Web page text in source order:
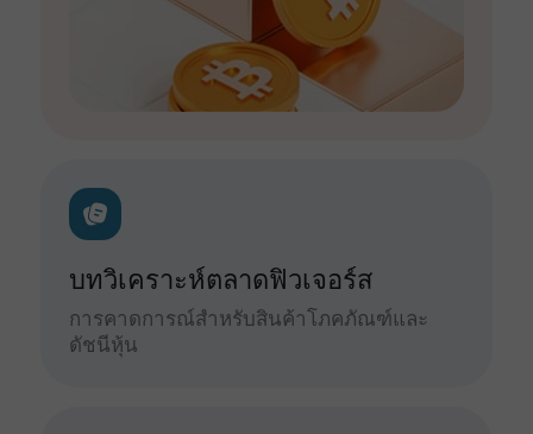
บทวิเคราะห์ตลาดฟิวเจอร์ส
การคาดการณ์สำหรับสินค้าโภคภัณฑ์และ
ดัชนีหุ้น